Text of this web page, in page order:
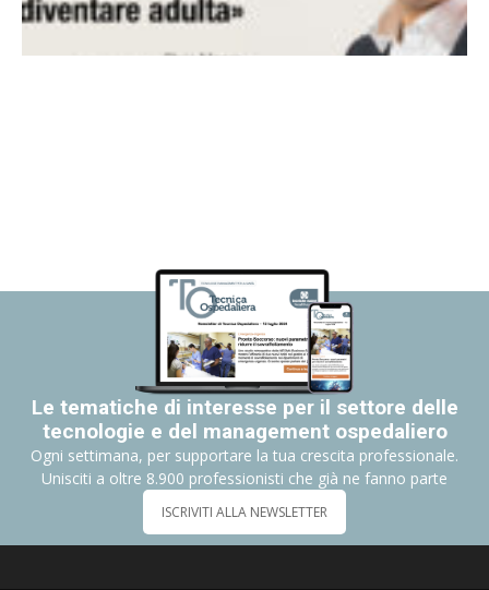
Le tematiche di interesse per il settore delle
tecnologie e del management ospedaliero
Ogni settimana, per supportare la tua crescita professionale.
Unisciti a oltre 8.900 professionisti che già ne fanno parte
ISCRIVITI ALLA NEWSLETTER